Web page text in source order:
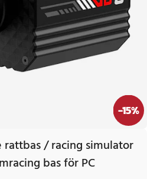
-15%
rattbas / racing simulator
bas för PC